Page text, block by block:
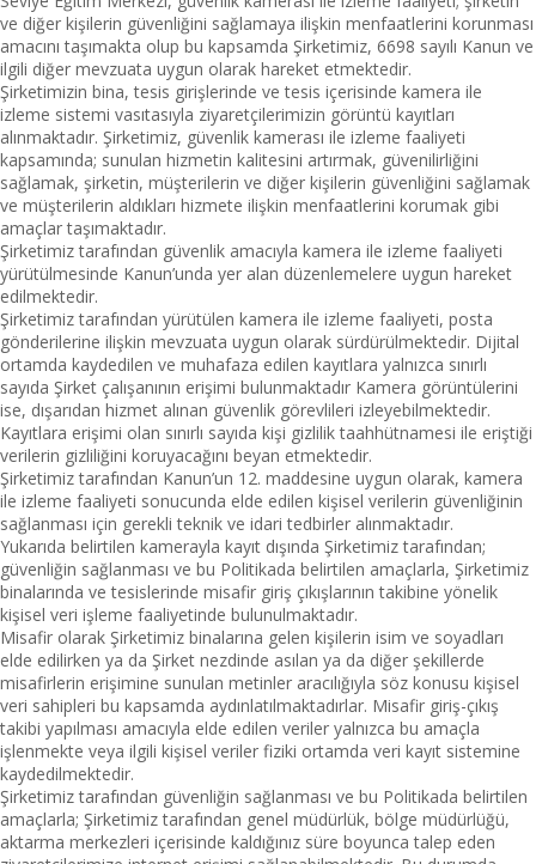
ve diğer kişilerin güvenliğini sağlamaya ilişkin menfaatlerini korunması
amacını taşımakta olup bu kapsamda Şirketimiz, 6698 sayılı Kanun ve
ilgili diğer mevzuata uygun olarak hareket etmektedir.
Şirketimizin bina, tesis girişlerinde ve tesis içerisinde kamera ile
izleme sistemi vasıtasıyla ziyaretçilerimizin görüntü kayıtları
alınmaktadır. Şirketimiz, güvenlik kamerası ile izleme faaliyeti
kapsamında; sunulan hizmetin kalitesini artırmak, güvenilirliğini
sağlamak, şirketin, müşterilerin ve diğer kişilerin güvenliğini sağlamak
ve müşterilerin aldıkları hizmete ilişkin menfaatlerini korumak gibi
amaçlar taşımaktadır.
Şirketimiz tarafından güvenlik amacıyla kamera ile izleme faaliyeti
yürütülmesinde Kanun’unda yer alan düzenlemelere uygun hareket
edilmektedir.
Şirketimiz tarafından yürütülen kamera ile izleme faaliyeti, posta
gönderilerine ilişkin mevzuata uygun olarak sürdürülmektedir. Dijital
ortamda kaydedilen ve muhafaza edilen kayıtlara yalnızca sınırlı
sayıda Şirket çalışanının erişimi bulunmaktadır Kamera görüntülerini
ise, dışarıdan hizmet alınan güvenlik görevlileri izleyebilmektedir.
Kayıtlara erişimi olan sınırlı sayıda kişi gizlilik taahhütnamesi ile eriştiği
verilerin gizliliğini koruyacağını beyan etmektedir.
Şirketimiz tarafından Kanun’un 12. maddesine uygun olarak, kamera
ile izleme faaliyeti sonucunda elde edilen kişisel verilerin güvenliğinin
sağlanması için gerekli teknik ve idari tedbirler alınmaktadır.
Yukarıda belirtilen kamerayla kayıt dışında Şirketimiz tarafından;
güvenliğin sağlanması ve bu Politikada belirtilen amaçlarla, Şirketimiz
binalarında ve tesislerinde misafir giriş çıkışlarının takibine yönelik
kişisel veri işleme faaliyetinde bulunulmaktadır.
Misafir olarak Şirketimiz binalarına gelen kişilerin isim ve soyadları
elde edilirken ya da Şirket nezdinde asılan ya da diğer şekillerde
misafirlerin erişimine sunulan metinler aracılığıyla söz konusu kişisel
veri sahipleri bu kapsamda aydınlatılmaktadırlar. Misafir giriş-çıkış
takibi yapılması amacıyla elde edilen veriler yalnızca bu amaçla
işlenmekte veya ilgili kişisel veriler fiziki ortamda veri kayıt sistemine
kaydedilmektedir.
Şirketimiz tarafından güvenliğin sağlanması ve bu Politikada belirtilen
amaçlarla; Şirketimiz tarafından genel müdürlük, bölge müdürlüğü,
aktarma merkezleri içerisinde kaldığınız süre boyunca talep eden